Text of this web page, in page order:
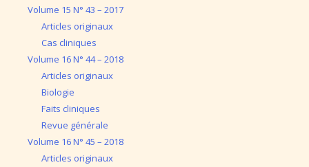
Volume 15 N° 43 – 2017
Articles originaux
Cas cliniques
Volume 16 N° 44 – 2018
Articles originaux
Biologie
Faits cliniques
Revue générale
Volume 16 N° 45 – 2018
Articles originaux